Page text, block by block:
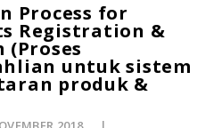
Process for
Registration &
(Proses
untuk sistem
produk &